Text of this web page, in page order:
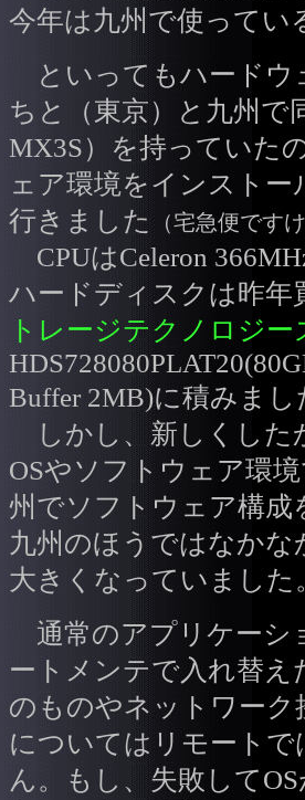
今年は九州で使ってい
といってもハードウ
ちと（東京）と九州で
MX3S）を持っていた
ェア環境をインスト
行きました
（宅急便です
CPUはCeleron
ハードディスクは昨年
トレージテクノロジー
Buffer 2MB)に積みまし
しかし、新しくした
OSやソフトウェア環
州でソフトウェア構
九州のほうではなか
大きくなっていました
通常のアプリケーシ
ートメンテで入れ替え
のものやネットワー
についてはリモート
ん。もし、失敗して